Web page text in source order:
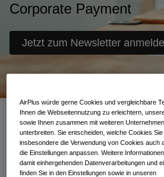
Corporate Payment
Jetzt zum Newsletter
Nach Thema filtern
AirPlus würde gerne Cookies und vergleichbare
Ihnen die Webseitennutzung zu erleichtern,
sowie Ihnen zusammen mit weiteren
unterbreiten. Sie entscheiden, welche Cookies
insbesondere die Verwendung von Cookies auch
die Einstellungen anpassen. Weitere
damit einhergehenden Datenverarbeitungen und
finden Sie in den Einstellungen sowie in unseren